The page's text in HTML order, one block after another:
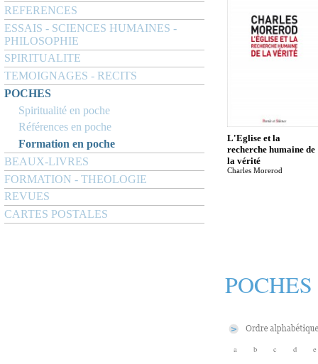
REFERENCES
ESSAIS - SCIENCES HUMAINES -
PHILOSOPHIE
SPIRITUALITE
TEMOIGNAGES - RECITS
POCHES
Spiritualité en poche
Références en poche
Formation en poche
BEAUX-LIVRES
FORMATION - THEOLOGIE
REVUES
CARTES POSTALES
L'Eglise et la
recherche humaine de
la vérité
Charles Morerod
POCHES
a b c d e